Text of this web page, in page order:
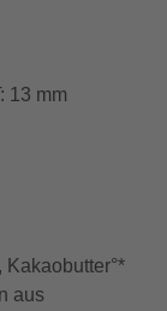
13 mm
Kakaobutter°*
aus